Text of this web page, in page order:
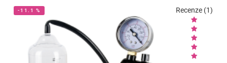
-11.1 % Recenze (1)